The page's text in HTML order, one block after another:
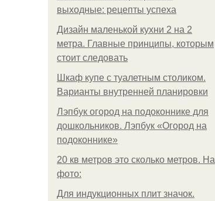
выходные: рецепты успеха
Дизайн маленькой кухни 2 на 2
метра. Главные принципы, которым
стоит следовать
Шкаф купе с туалетным столиком.
Варианты внутренней планировки
Лэпбук огород на подоконнике для
дошкольников. Лэпбук «Огород на
подоконнике»
20 кв метров это сколько метров. На
фото:
Для индукционных плит значок.